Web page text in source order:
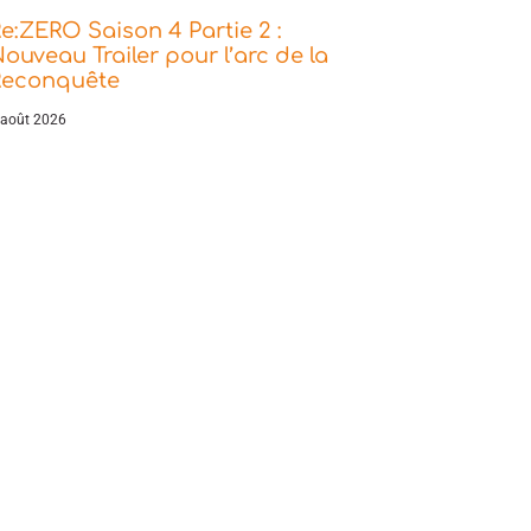
Saison 4 Partie 2 :
Trailer pour l’arc de la
2026